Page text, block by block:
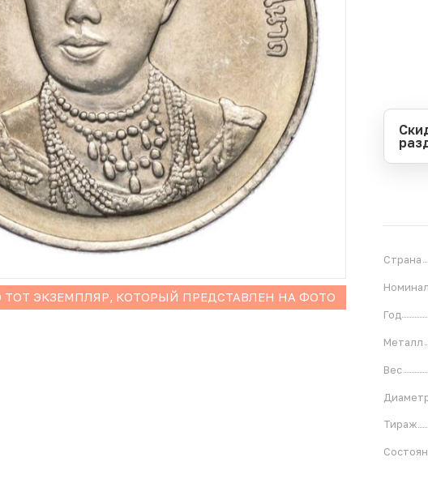
ЭКЗЕМПЛЯР, КОТОРЫЙ ПРЕДСТАВЛЕН НА ФОТО
Страна
Номинал
Год
Металл
Вес
Тираж